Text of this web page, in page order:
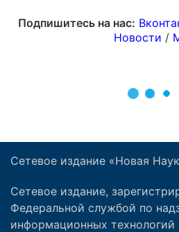
Сетевое издание «Новая
Сетевое издание,
Федеральной службой по
информационных